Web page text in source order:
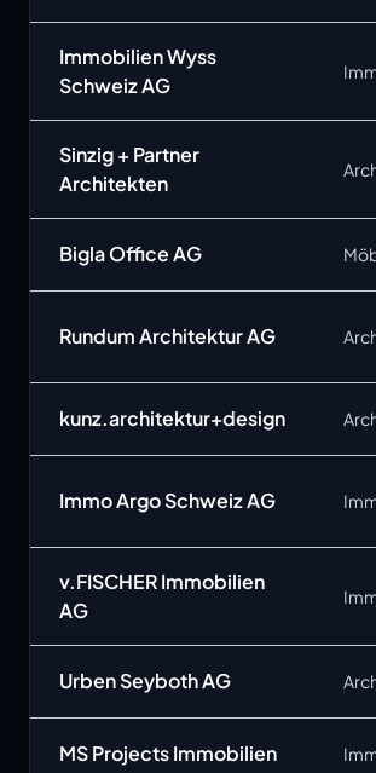
Immobilien Wyss
Schweiz AG
Sinzig + Partner
Architekten
Bigla Office AG
Rundum Architektur AG
kunz.architektur+design
Immo Argo Schweiz AG
v.FISCHER Immobilien
AG
Urben Seyboth AG
MS Projects Immobilien